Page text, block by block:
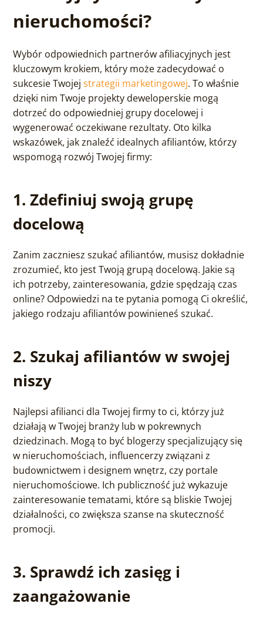
nieruchomości?
Wybór odpowiednich partnerów afiliacyjnych jest
kluczowym krokiem, który może zadecydować o
sukcesie Twojejstrategii marketingowej. To właśnie
dzięki nim Twoje projekty deweloperskie mogą
dotrzeć do odpowiedniej grupy docelowej i
wygenerować oczekiwane rezultaty. Oto kilka
wskazówek, jak znaleźć idealnych afiliantów, którzy
wspomogą rozwój Twojej firmy:
1. Zdefiniuj swoją grupę
docelową
Zanim zaczniesz szukać afiliantów, musisz dokładnie
zrozumieć, kto jest Twoją grupą docelową. Jakie są
ich potrzeby, zainteresowania, gdzie spędzają czas
online? Odpowiedzi na te pytania pomogą Ci określić,
jakiego rodzaju afiliantów powinieneś szukać.
2. Szukaj afiliantów w swojej
niszy
Najlepsi afilianci dla Twojej firmy to ci, którzy już
działają w Twojej branży lub w pokrewnych
dziedzinach. Mogą to być blogerzy specjalizujący się
w nieruchomościach, influencerzy związani z
budownictwem i designem wnętrz, czy portale
nieruchomościowe. Ich publiczność już wykazuje
zainteresowanie tematami, które są bliskie Twojej
działalności, co zwiększa szanse na skuteczność
promocji.
3. Sprawdź ich zasięg i
zaangażowanie